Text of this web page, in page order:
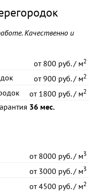
Качественно и
от800 руб. / м2
от900 руб. / м2
от1800 руб. / м2
36 мес.
от8000 руб. / м3
от3000 руб. / м3
от4500 руб. / м2